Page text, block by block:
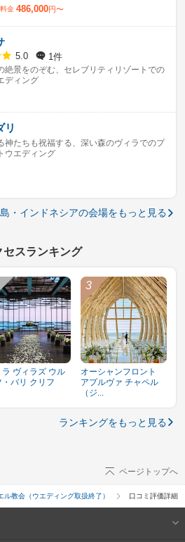
金 486,000円〜
5.0 1件
絶景をのぞむ、セレブリティリゾートでの
ディング
リ
神たちも祝福する、深い森のヴィラでのプ
ウエディング
・インドネシアの会場をもっと見る
セスランキング
ラ ヴィラズ ウル
・バリ クリフ
オーシャンフロント
アプルヴァ チャペル
（ジ...
ランキングをもっと見る
ページトップへ
ル教会（ウエディング取扱終了） 口コミ評価詳細